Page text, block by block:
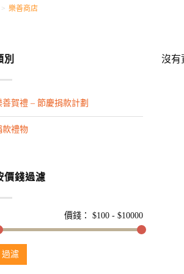
樂善商店
別
善賀禮 – 節慶捐款計劃
款禮物
價錢過濾
價錢： $100- $10000
過濾
沒有